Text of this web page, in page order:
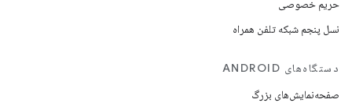
حریم خصوصی
نسل پنجم شبکه تلفن همراه
دستگاه‌های ANDROID
صفحه‌نمایش‌های بزرگ